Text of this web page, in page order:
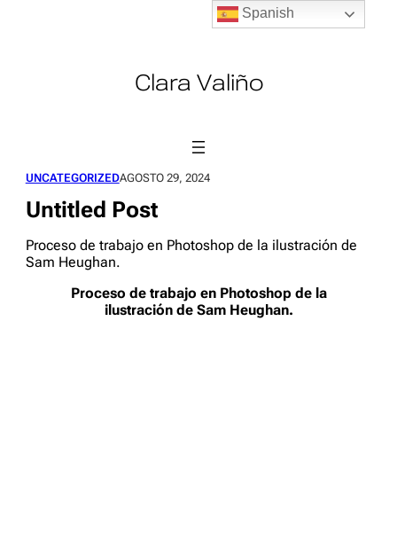
Clara Valiño
UNCATEGORIZEDAGOSTO 29, 2024
Untitled Post
Proceso de trabajo en Photoshop de la ilustración de
Sam Heughan.
Proceso de trabajo en Photoshop de la
ilustración de Sam Heughan.
Spanish